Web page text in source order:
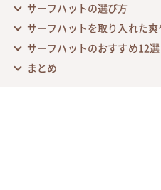
サーフハットの選び方
サーフハットを取り入れた
サーフハットのおすすめ12選
まとめ